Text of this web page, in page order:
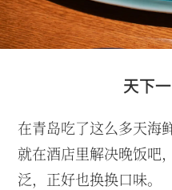
天下
在青岛吃了这么多天海
就在酒店里解决晚饭吧
泛，正好也换换口味。